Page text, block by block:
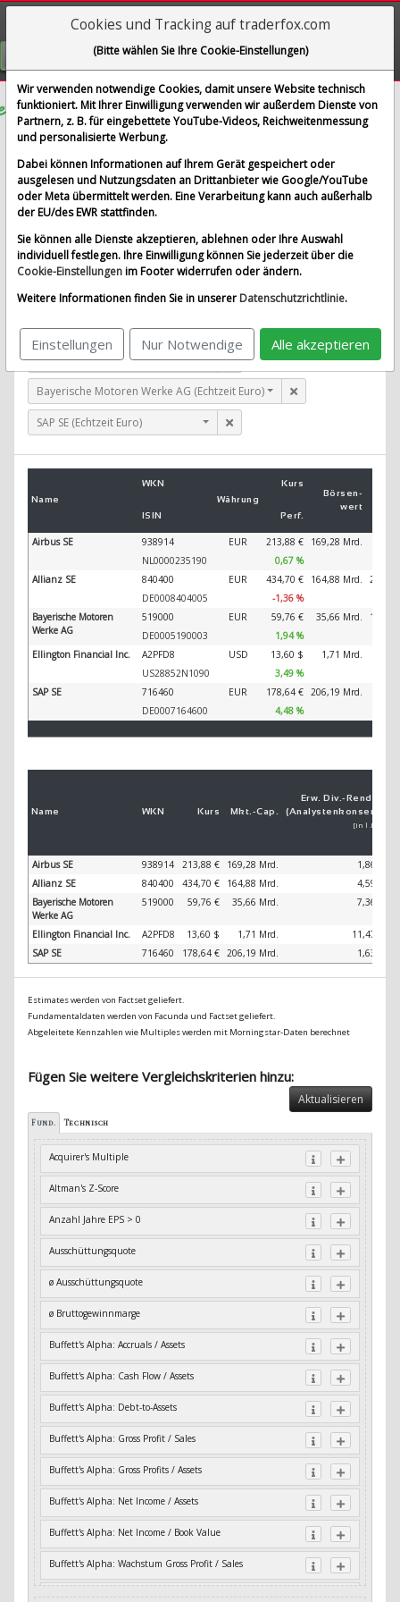
Visualizations
GRATIS REGISTRIEREN
Ellington Financial Inc.
im Vergleich mit Airbus SE, Allianz SE, Bayerische
Motoren Werke AG und 1 weitere Aktie
Alle Aktien entfernen
Standard-Vergleich
Ellington Financial Inc. (Echtzeit USD)
Airbus SE (Echtzeit Euro)
Allianz SE (Echtzeit Euro)
Bayerische Motoren Werke AG (Echtzeit Euro)
SAP SE (Echtzeit Euro)
Name
WKN
Währung
Kurs
Börsen­
wert
ISIN
Perf.
Airbus SE 938914 EUR 213,88 € 169,28 Mrd.
NL0000235190
0,67 %
Allianz SE
840400 EUR 434,70 € 164,88 Mrd.
DE0008404005
-1,36 %
Bayerische Motoren
Werke AG
519000 EUR 59,76 € 35,66 Mrd.
DE0005190003
1,94 %
Ellington Financial Inc.
A2PFD8 USD 13,60 $ 1,71 Mrd.
US28852N1090
3,49 %
SAP SE
716460 EUR 178,64 € 206,19 Mrd.
DE0007164600
4,48 %
Name WKN Kurs Mkt.-Cap.
Erw. Div.- Ren­di­te
(Analystenkonsens)
[in 1 Jahr]
Airbus SE 938914 213,88 € 169,28 Mrd.
1,86 %
Allianz SE
840400 434,70 € 164,88 Mrd.
4,59 %
Bayerische Motoren
Werke AG
519000 59,76 € 35,66 Mrd. 7,36 %
Ellington Financial Inc. A2PFD8 13,60 $ 1,71 Mrd.
11,47 %
SAP SE
716460 178,64 € 206,19 Mrd. 1,63 %
Estimates werden von Factset geliefert.
Fundamentaldaten werden von Facunda und Factset geliefert.
Abgeleitete Kennzahlen wie Multiples werden mit Morningstar-Daten berechnet
Fügen Sie weitere Vergleichskriterien hinzu:
Aktualisieren
Fund. Technisch
Acquirer's Multiple
Altman's Z-Score
Anzahl Jahre EPS > 0
Ausschüttungsquote
ø Ausschüttungsquote
ø Bruttogewinnmarge
Buffett's Alpha: Accruals / Assets
Buffett's Alpha: Cash Flow / Assets
Buffett's Alpha: Debt-to-Assets
Buffett's Alpha: Gross Profit / Sales
Buffett's Alpha: Gross Profits / Assets
Buffett's Alpha: Net Income / Assets
Buffett's Alpha: Net Income / Book Value
Buffett's Alpha: Wachstum Gross Profit / Sales
Buffett's Alpha: Wachstum Residual Cash Flow / Assets
Cookies und Tracking auf traderfox.com
(Bitte wählen Sie Ihre Cookie-Einstellungen)
Wir verwenden notwendige Cookies, damit unsere Website technisch
funktioniert. Mit Ihrer Einwilligung verwenden wir außerdem Dienste von
Partnern, z. B. für eingebettete YouTube-Videos, Reichweitenmessung
und personalisierte Werbung.
Dabei können Informationen auf Ihrem Gerät gespeichert oder
ausgelesen und Nutzungsdaten an Drittanbieter wie Google/YouTube
oder Meta übermittelt werden. Eine Verarbeitung kann auch außerhalb
der EU/des EWR stattfinden.
Sie können alle Dienste akzeptieren, ablehnen oder Ihre Auswahl
individuell festlegen. Ihre Einwilligung können Sie jederzeit über die
Cookie-Einstellungenim Footer widerrufen oder ändern.
Weitere Informationen finden Sie in unserer Datenschutzrichtlinie.
Einstellungen Nur Notwendige Alle akzeptieren